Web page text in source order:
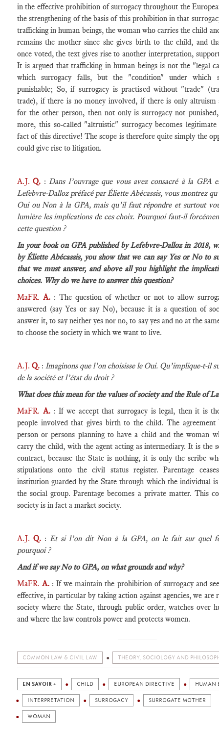
in the effective prohibition of surrogacy throughout the
the strengthening of the basis of this prohibition in that
trafficking in human beings, the woman who carries the child
remains the mother since she gives birth to the child, and
once voted, the text gives rise to another interpretation,
It is argued that trafficking in human beings is not the "legal
which surrogacy falls, but the "condition" under which
punishable; So, if surrogacy is practised without "trade"
trade), if there is no money involved, if there is only altruism
for the other person, then not only is surrogacy not
more, this so-called "altruistic" surrogacy becomes
fact of this directive! The scope is therefore quite simply the
could give rise to litigation.
A.J.Q. :Dans l’ouvrage que vous avez consacré à la GPA
Lefebvre-Dalloz préfacé par Éliette Abécassis, vous montrez
Oui ou Non à la GPA, mais qu’il faut répondre et surtout
lumière les implications de ces choix. Pourquoi faut-il
cette question ?
In your book on GPA published by Lefebvre-Dalloz in 2018,
by Éliette Abécassis, you show that we can say Yes or No to
that we must answer, and above all you highlight the
choices. Why do we have to answer this question?
MaFR. A. : The question of whether or not to allow
answered (say Yes or say No), because it is a question of
answer it, to say neither yes nor no, to say yes and no at the
to choose the society in which we want to live.
A.J. Q. : Imaginons que l’on choisisse le Oui. Qu’implique-t-il
de la société et l’état du droit ?
What does this mean for the values of society and the Rule of
MaFR. A.: If we accept that surrogacy is legal, then it is
people involved that gives birth to the child. The agreement
person or persons planning to have a child and the woman
carry the child, with the agent acting as intermediary. It is the
contract, because the State is nothing, it is only the scribe
stipulations onto the civil status register. Parentage
institution guarded by the State through which the individual
the social group. Parentage becomes a private matter. This
society is in fact a market society.
A.J.Q. :Et si l’on dit Non à la GPA, on le fait sur quel
pourquoi ?
And if we say No to GPA, on what grounds and why?
MaFR.A. : If we maintain the prohibition of surrogacy and
effective, in particular by taking action against agencies, we are
society where the State, through public order, watches over
and where the law controls power and protects women.
COMMON LAW & CIVIL LAW THEORY, SOCIOLOGY AND
EN SAVOIR + CHILD EUROPEAN DIRECTIVE HUMAN
INTERPRETATION SURROGACY SURROGATE MOTHER
WOMAN